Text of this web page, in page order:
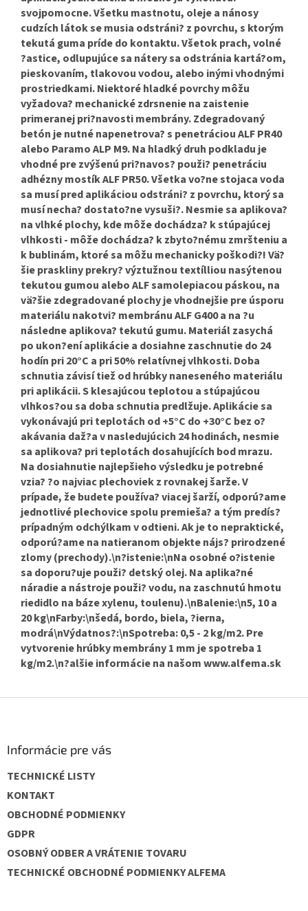
svojpomocne. Všetku mastnotu, oleje a nánosy
cudzích látok se musia odstráni? z povrchu, s ktorým
tekutá guma príde do kontaktu. Všetok prach, volné
?astice, odlupujúce sa nátery sa odstránia kartá?om,
pieskovaním, tlakovou vodou, alebo inými vhodnými
prostriedkami. Niektoré hladké povrchy môžu
vyžadova? mechanické zdrsnenie na zaistenie
primeranej pri?navosti membrány. Zdegradovaný
betón je nutné napenetrova? s penetráciou ALF PR40
alebo Paramo ALP M9. Na hladký druh podkladu je
vhodné pre zvýšenú pri?navos? použi? penetráciu
adhézny mostík ALF PR50. Všetka vo?ne stojaca voda
sa musí pred aplikáciou odstráni? z povrchu, ktorý sa
musí necha? dostato?ne vysuši?. Nesmie sa aplikova?
na vlhké plochy, kde môže dochádza? k stúpajúcej
vlhkosti - môže dochádza? k zbyto?nému zmršteniu a
k bublinám, ktoré sa môžu mechanicky poškodi?! Vä?
šie praskliny prekry? výztužnou textílliou nasýtenou
tekutou gumou alebo ALF samolepiacou páskou, na
vä?šie zdegradované plochy je vhodnejšie pre úsporu
materiálu nakotvi? membránu ALF G400 a na ?u
následne aplikova? tekutú gumu. Materiál zasychá
po ukon?ení aplikácie a dosiahne zaschnutie do 24
hodín pri 20°C a pri 50% relatívnej vlhkosti. Doba
schnutia závisí tiež od hrúbky naneseného materiálu
pri aplikácii. S klesajúcou teplotou a stúpajúcou
vlhkos?ou sa doba schnutia predlžuje. Aplikácie sa
vykonávajú pri teplotách od +5°C do +30°C bez o?
akávania daž?a v nasledujúcich 24 hodinách, nesmie
sa aplikova? pri teplotách dosahujících bod mrazu.
Na dosiahnutie najlepšieho výsledku je potrebné
vzia? ?o najviac plechoviek z rovnakej šarže. V
prípade, že budete používa? viacej šarží, odporú?ame
jednotlivé plechovice spolu premieša? a tým predís?
prípadným odchýlkam v odtieni. Ak je to nepraktické,
odporú?ame na natieranom objekte nájs? prirodzené
zlomy (prechody).\n?istenie:\nNa osobné o?istenie
sa doporu?uje použi? detský olej. Na aplika?né
náradie a nástroje použi? vodu, na zaschnutú hmotu
riedidlo na báze xylenu, toulenu).\nBalenie:\n5, 10 a
20 kg\nFarby:\nšedá, bordo, biela, ?ierna,
modrá\nVýdatnos?:\nSpotreba: 0,5 - 2 kg/m2. Pre
vytvorenie hrúbky membrány 1 mm je spotreba 1
kg/m2.\n?alšie informácie na našom www.alfema.sk
Informácie pre vás
TECHNICKÉ LISTY
KONTAKT
OBCHODNÉ PODMIENKY
GDPR
OSOBNÝ ODBER A VRÁTENIE TOVARU
TECHNICKÉ OBCHODNÉ PODMIENKY ALFEMA